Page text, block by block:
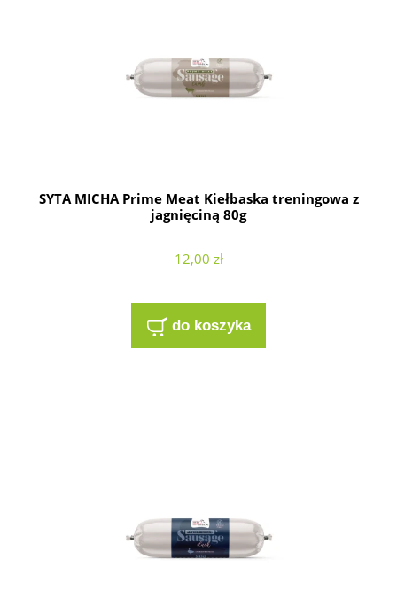
SYTA MICHA Prime Meat Kiełbaska treningowa z
jagnięciną 80g
12,00 zł
do koszyka